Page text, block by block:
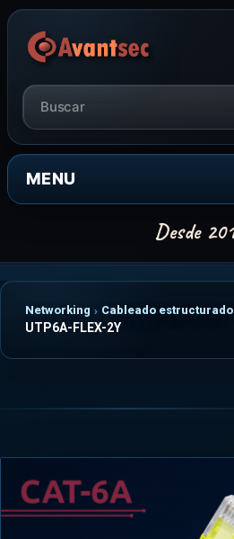
MENU
Networking Cableado estructurado
UTP6A-FLEX-2Y